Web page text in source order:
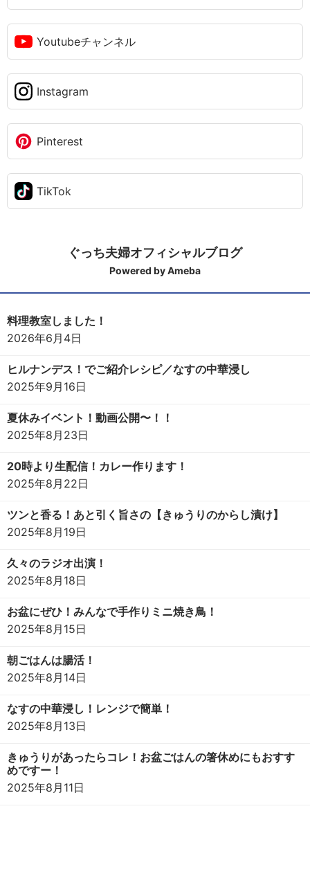
Youtubeチャンネル
Instagram
Pinterest
TikTok
ぐっち夫婦オフィシャルブログ
Powered by Ameba
料理教室しました！
2026年6月4日
ヒルナンデス！でご紹介レシピ／なすの中華浸し
2025年9月16日
夏休みイベント！動画公開〜！！
2025年8月23日
20時より生配信！カレー作ります！
2025年8月22日
ツンと香る！あと引く旨さの【きゅうりのからし漬け】
2025年8月19日
久々のラジオ出演！
2025年8月18日
お盆にぜひ！みんなで手作りミニ焼き鳥！
2025年8月15日
朝ごはんは腸活！
2025年8月14日
なすの中華浸し！レンジで簡単！
2025年8月13日
きゅうりがあったらコレ！お盆ごはんの箸休めにもおすす
めですー！
2025年8月11日